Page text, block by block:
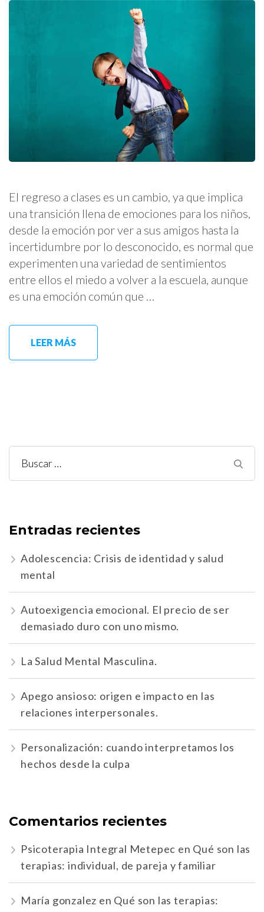
El regreso a clases es un cambio, ya que implica
una transición llena de emociones para los niños,
desde la emoción por ver a sus amigos hasta la
incertidumbre por lo desconocido, es normal que
experimenten una variedad de sentimientos
entre ellos el miedo a volver a la escuela, aunque
es una emoción común que …
LEER MÁS
Buscar:
Entradas recientes
Adolescencia: Crisis de identidad y salud
mental
Autoexigencia emocional. El precio de ser
demasiado duro con uno mismo.
La Salud Mental Masculina.
Apego ansioso: origen e impacto en las
relaciones interpersonales.
Personalización: cuando interpretamos los
hechos desde la culpa
Comentarios recientes
Psicoterapia Integral Metepec en Qué son las
terapias: individual, de pareja y familiar
María gonzalez en Qué son las terapias: